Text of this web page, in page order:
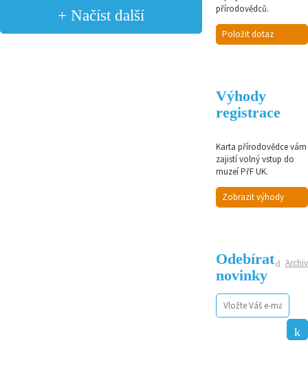
+ Načíst další
přírodovědců.
Položit dotaz
Výhody
registrace
Karta přírodovědce vám
zajistí volný vstup do
muzeí PřF UK.
Zobrazit výhody
Archiv
Odebírat
novinky